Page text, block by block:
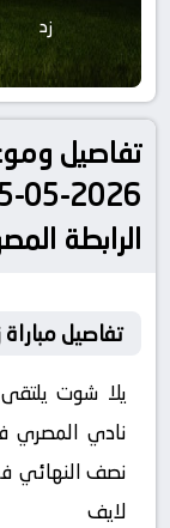
زد
تفاصيل
الرابطة
تفاصيل
نادي المصري
لايف